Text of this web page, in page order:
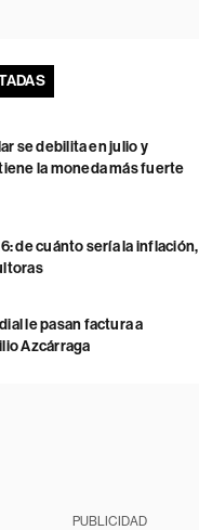
se debilita en julio y
la moneda más fuerte
de cuánto sería la inflación,
le pasan factura a
Azcárraga
PUBLICIDAD